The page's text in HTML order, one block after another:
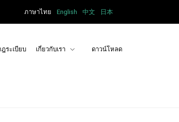
ภาษาไทย English 中文 日本
ฎระเบียบ เกี่ยวกับเรา ดาวน์โหลด